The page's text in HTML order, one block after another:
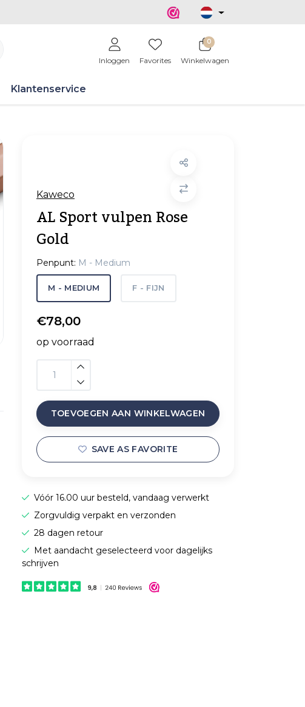
Inloggen Favorites
0
Winkelwagen
Klantenservice
Kaweco
AL Sport vulpen Rose
Gold
Penpunt: M - Medium
M - MEDIUM F - FIJN
€78,00
op voorraad
TOEVOEGEN AAN WINKELWAGEN
SAVE AS FAVORITE
Vóór 16.00 uur besteld, vandaag verwerkt
Zorgvuldig verpakt en verzonden
28 dagen retour
Met aandacht geselecteerd voor dagelijks
schrijven